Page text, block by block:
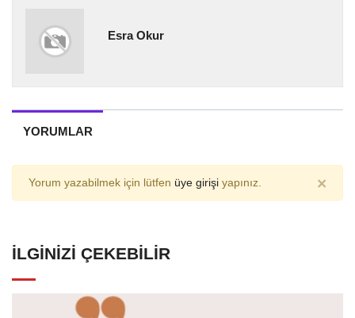
Esra Okur
YORUMLAR
Yorum yazabilmek için lütfen üye girişi yapınız. ×
İLGINIZI ÇEKEBILIR